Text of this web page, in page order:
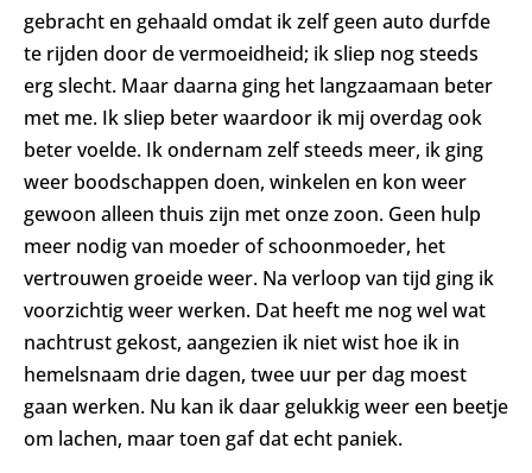
gebracht en gehaald omdat ik zelf geen auto durfde
te rijden door de vermoeidheid; ik sliep nog steeds
erg slecht. Maar daarna ging het langzaamaan beter
met me. Ik sliep beter waardoor ik mij overdag ook
beter voelde. Ik ondernam zelf steeds meer, ik ging
weer boodschappen doen, winkelen en kon weer
gewoon alleen thuis zijn met onze zoon. Geen hulp
meer nodig van moeder of schoonmoeder, het
vertrouwen groeide weer. Na verloop van tijd ging ik
voorzichtig weer werken. Dat heeft me nog wel wat
nachtrust gekost, aangezien ik niet wist hoe ik in
hemelsnaam drie dagen, twee uur per dag moest
gaan werken. Nu kan ik daar gelukkig weer een beetje
om lachen, maar toen gaf dat echt paniek.